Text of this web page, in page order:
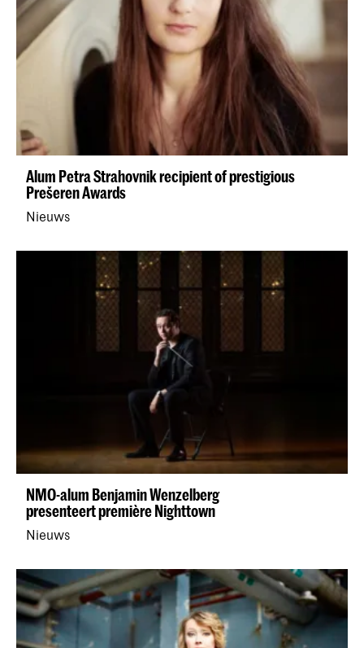
Alum Petra Strahovnik recipient of prestigious
Prešeren Awards
Nieuws
NMO-alum Benjamin Wenzelberg
presenteert première Nighttown
Nieuws